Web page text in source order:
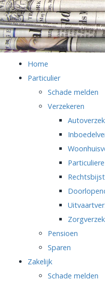
Home
Particulier
Schade melden
Verzekeren
Pensioen
Sparen
Zakelijk
Schade melden